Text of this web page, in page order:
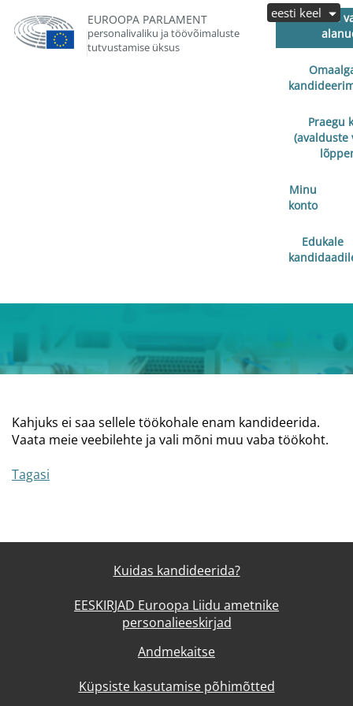
EUROOPA PARLAMENT
personalivaliku ja töövõimaluste
tutvustamise üksus
Avalduste
Praegu
(avalduste
Minu
konto
Edukale
eesti keel
Kahjuks ei saa sellele töökohale enam kandideerida.
Vaata meie veebilehte ja vali mõni muu vaba töökoht.
Tagasi
Kuidas kandideerida?
EESKIRJAD Euroopa Liidu ametnike
personalieeskirjad
Andmekaitse
Küpsiste kasutamise põhimõtted